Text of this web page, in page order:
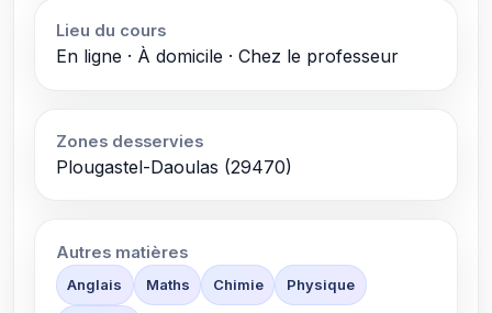
Lieu du cours
En ligne · À domicile · Chez le professeur
Zones desservies
Plougastel-Daoulas (29470)
Autres matières
Anglais Maths Chimie Physique